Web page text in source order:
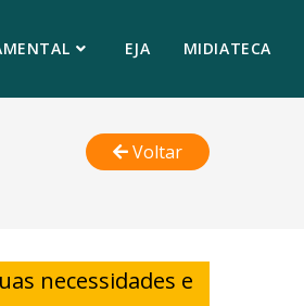
EJA MIDIATECA
Voltar
necessidades e